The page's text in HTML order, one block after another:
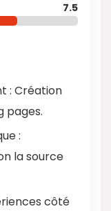
7.5
: Création
pages.
:
la source
côté